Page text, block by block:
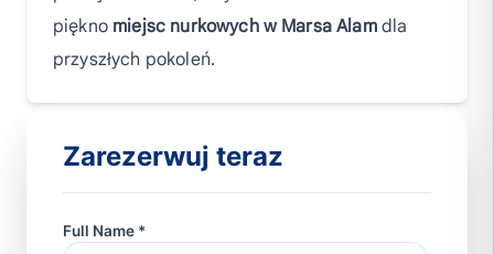
piękno miejsc nurkowych w Marsa Alamdla
przyszłych pokoleń.
Zarezerwuj teraz
Full Name *